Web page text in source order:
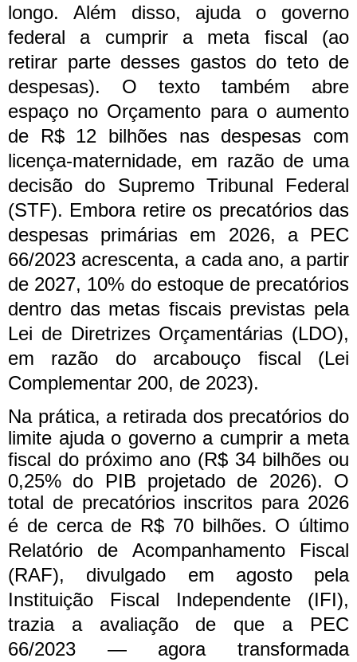
longo. Além disso, ajuda o governo
federal a cumprir a meta fiscal (ao
retirar parte desses gastos do teto de
despesas). O texto também abre
espaço no Orçamento para o aumento
de R$ 12 bilhões nas despesas com
licença-maternidade, em razão de uma
decisão do Supremo Tribunal Federal
(STF). Embora retire os precatórios das
despesas primárias em 2026, a PEC
66/2023 acrescenta, a cada ano, a partir
de 2027, 10% do estoque de precatórios
dentro das metas fiscais previstas pela
Lei de Diretrizes Orçamentárias (LDO),
em razão do arcabouço fiscal (Lei
Complementar 200, de 2023).
Na prática, a retirada dos precatórios do
limite ajuda o governo a cumprir a meta
fiscal do próximo ano (R$ 34 bilhões ou
0,25% do PIB projetado de 2026). O
total de precatórios inscritos para 2026
é de cerca de R$ 70 bilhões. O último
Relatório de Acompanhamento Fiscal
(RAF), divulgado em agosto pela
Instituição Fiscal Independente (IFI),
trazia a avaliação de que a PEC
66/2023 — agora transformada